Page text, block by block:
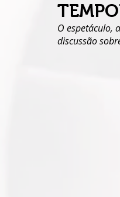
O espetáculo,
discussão